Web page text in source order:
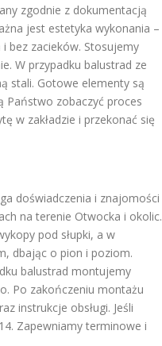
zgodnie z dokumentacją
jest estetyka wykonania –
bez zacieków. Stosujemy
W przypadku balustrad ze
stali. Gotowe elementy są
Państwo zobaczyć proces
w zakładzie i przekonać się
doświadczenia i znajomości
na terenie Otwocka i okolic.
pod słupki, a w
dbając o pion i poziom.
balustrad montujemy
Po zakończeniu montażu
instrukcje obsługi. Jeśli
Zapewniamy terminowe i